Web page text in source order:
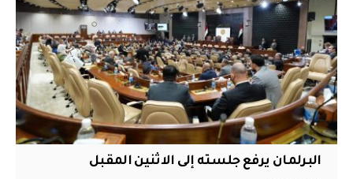
البرلمان يرفع جلسته إلى الاثنين المقبل